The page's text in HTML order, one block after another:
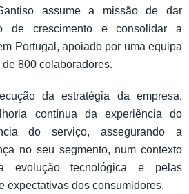
assume a missão de dar
de crescimento e consolidar a
Portugal, apoiado por uma equipa
800 colaboradores.
da estratégia da empresa,
contínua da experiência do
do serviço, assegurando a
no seu segmento, num contexto
evolução tecnológica e pelas
expectativas dos consumidores.